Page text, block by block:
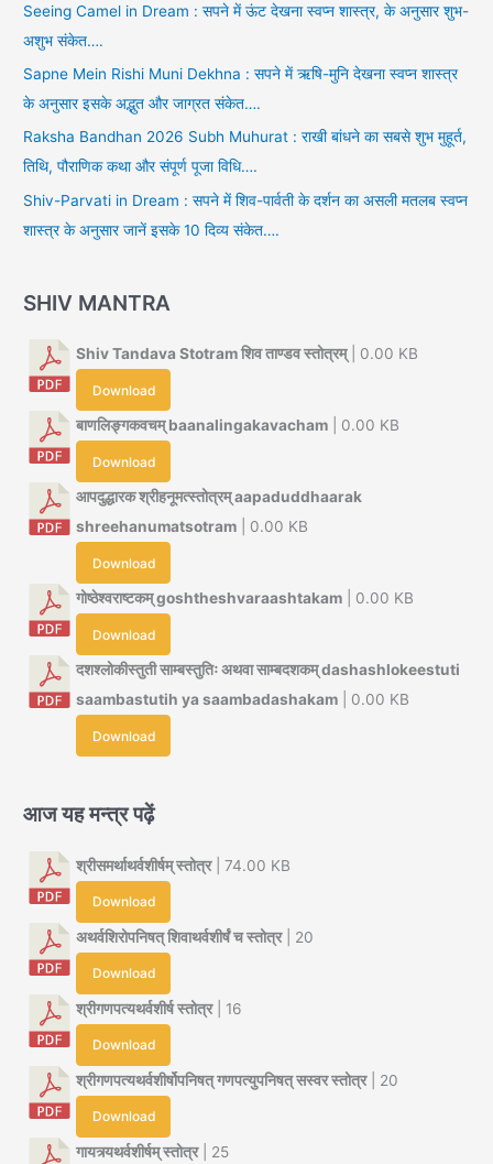
Seeing Camel in Dream : सपने में ऊंट देखना स्वप्न शास्त्र, के अनुसार शुभ-
अशुभ संकेत….
Sapne Mein Rishi Muni Dekhna : सपने में ऋषि-मुनि देखना स्वप्न शास्त्र
के अनुसार इसके अद्भुत और जाग्रत संकेत….
Raksha Bandhan 2026 Subh Muhurat : राखी बांधने का सबसे शुभ मुहूर्त,
तिथि, पौराणिक कथा और संपूर्ण पूजा विधि….
Shiv-Parvati in Dream : सपने में शिव-पार्वती के दर्शन का असली मतलब स्वप्न
शास्त्र के अनुसार जानें इसके 10 दिव्य संकेत….
SHIV MANTRA
Shiv Tandava Stotram शिव ताण्डव स्तोत्रम्| 0.00 KB
Download
बाणलिङ्गकवचम् baanalingakavacham | 0.00 KB
Download
आपदुद्धारक श्रीहनूमत्स्तोत्रम् aapaduddhaarak
shreehanumatsotram | 0.00 KB
Download
गोष्ठेश्वराष्टकम् goshtheshvaraashtakam | 0.00 KB
Download
दशश्लोकीस्तुती साम्बस्तुतिः अथवा साम्बदशकम् dashashlokeestuti
saambastutih ya saambadashakam | 0.00 KB
Download
आज यह मन्त्र पढ़ें
श्रीसमर्थाथर्वशीर्षम् स्तोत्र| 74.00 KB
Download
अथर्वशिरोपनिषत् शिवाथर्वशीर्षं च स्तोत्र| 20
Download
श्रीगणपत्यथर्वशीर्ष स्तोत्र| 16
Download
श्रीगणपत्यथर्वशीर्षोपनिषत् गणपत्युपनिषत् सस्वर स्तोत्र| 20
Download
गायत्र्यथर्वशीर्षम् स्तोत्र| 25